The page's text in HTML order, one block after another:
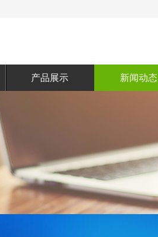
产品展示 新闻动态